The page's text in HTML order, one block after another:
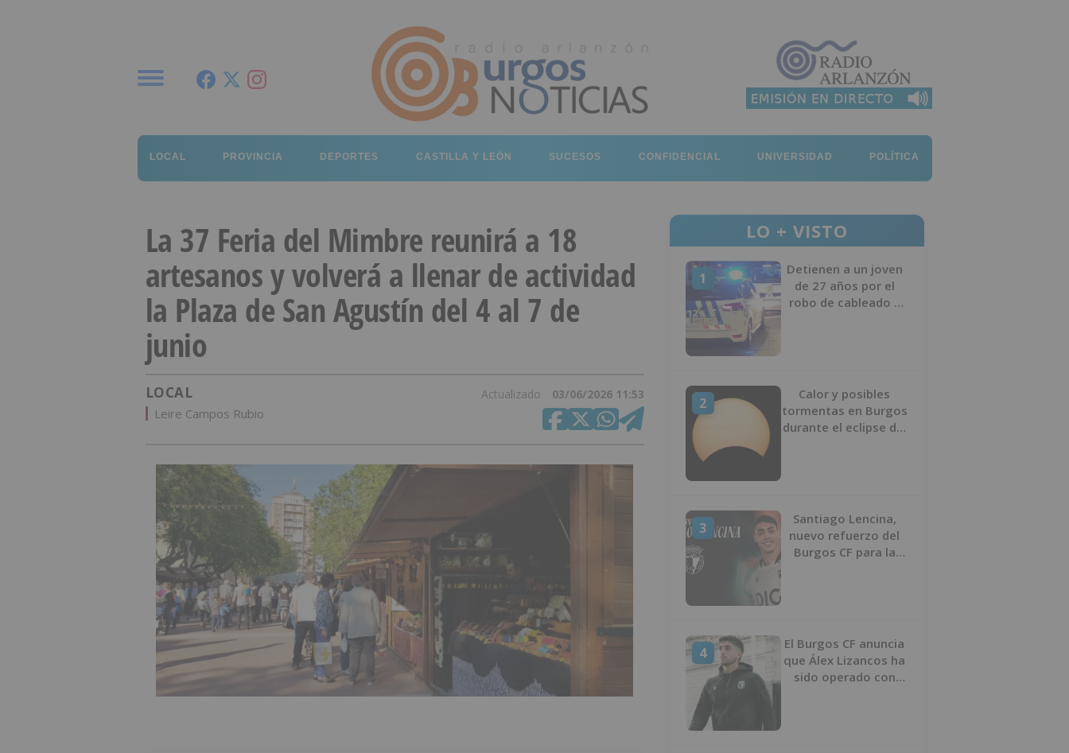
LOCAL PROVINCIA DEPORTES CASTILLA Y LEÓN SUCESOS CONFIDENCIAL UNIVERSIDAD POLÍTICA
La 37 Feria del Mimbre reunirá a 18
artesanos y volverá a llenar de actividad
la Plaza de San Agustín del 4 al 7 de
junio
LOCAL Actualizado 03/06/2026 11:53
Leire Campos Rubio
LO + VISTO
1
Detienen a un joven
de 27 años por el
robo de cableado y
2
Calor y posibles
tormentas en Burgos
durante el eclipse del
3
Santiago Lencina,
nuevo refuerzo del
Burgos CF para la
4
El Burgos CF anuncia
que Álex Lizancos ha
sido operado con